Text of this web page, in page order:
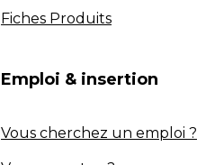
Fiches Produits
Emploi & insertion
Vous cherchez un emploi ?